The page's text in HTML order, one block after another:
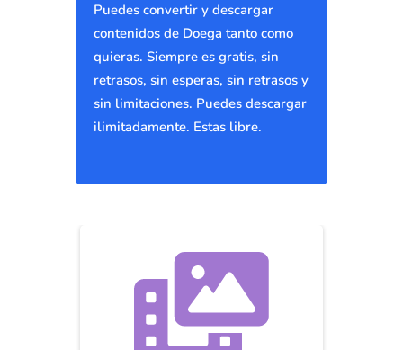
Puedes convertir y descargar
contenidos de Doega tanto como
quieras. Siempre es gratis, sin
retrasos, sin esperas, sin retrasos y
sin limitaciones. Puedes descargar
ilimitadamente. Estas libre.